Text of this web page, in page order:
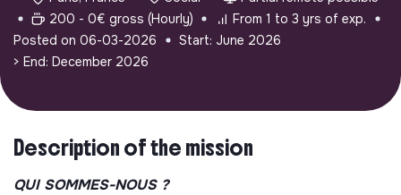
200 - 0€ gross (Hourly)
From 1 to 3 yrs of exp.
Posted on 06-03-2026
Start: June 2026
> End: December 2026
Description of the mission
QUI SOMMES-NOUS ?